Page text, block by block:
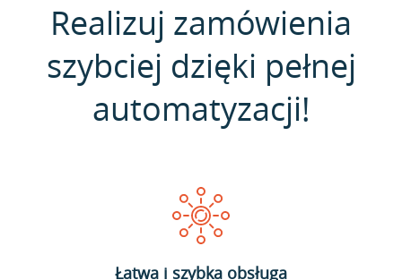
Realizuj zamówienia
szybciej dzięki pełnej
automatyzacji!
Łatwa i szybka obsługa